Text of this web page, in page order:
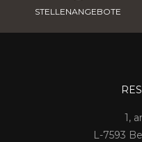
STELLENANGEBOTE
1,
7593